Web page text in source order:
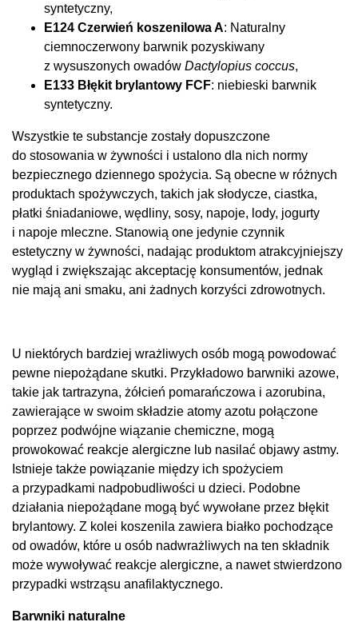
syntetyczny,
E124 Czerwień koszenilowa A: Naturalny
ciemnoczerwony barwnik pozyskiwany
z wysuszonych owadów Dactylopius coccus,
E133 Błękit brylantowy FCF: niebieski barwnik
syntetyczny.
Wszystkie te substancje zostały dopuszczone
do stosowania w żywności i ustalono dla nich normy
bezpiecznego dziennego spożycia. Są obecne w różnych
produktach spożywczych, takich jak słodycze, ciastka,
płatki śniadaniowe, wędliny, sosy, napoje, lody, jogurty
i napoje mleczne. Stanowią one jedynie czynnik
estetyczny w żywności, nadając produktom atrakcyjniejszy
wygląd i zwiększając akceptację konsumentów, jednak
nie mają ani smaku, ani żadnych korzyści zdrowotnych.
U niektórych bardziej wrażliwych osób mogą powodować
pewne niepożądane skutki. Przykładowo barwniki azowe,
takie jak tartrazyna, żółcień pomarańczowa i azorubina,
zawierające w swoim składzie atomy azotu połączone
poprzez podwójne wiązanie chemiczne, mogą
prowokować reakcje alergiczne lub nasilać objawy astmy.
Istnieje także powiązanie między ich spożyciem
a przypadkami nadpobudliwości u dzieci. Podobne
działania niepożądane mogą być wywołane przez błękit
brylantowy. Z kolei koszenila zawiera białko pochodzące
od owadów, które u osób nadwrażliwych na ten składnik
może wywoływać reakcje alergiczne, a nawet stwierdzono
przypadki wstrząsu anafilaktycznego.
Barwniki naturalne